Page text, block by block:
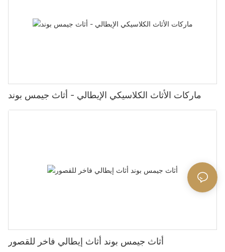
ماركات الأثاث الكلاسيكي الإيطالي - أثاث جيمس بوند
أثاث جيمس بوند أثاث إيطالي فاخر للقصور